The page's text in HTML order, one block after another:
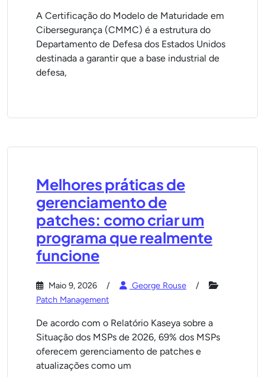
A Certificação do Modelo de Maturidade em
Cibersegurança (CMMC) é a estrutura do
Departamento de Defesa dos Estados Unidos
destinada a garantir que a base industrial de
defesa,
Melhores práticas de
gerenciamento de
patches: como criar um
programa que realmente
funcione
Maio 9, 2026
George Rouse
Patch Management
De acordo com o Relatório Kaseya sobre a
Situação dos MSPs de 2026, 69% dos MSPs
oferecem gerenciamento de patches e
atualizações como um